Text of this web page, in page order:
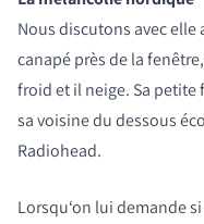
Nous discutons avec elle
canapé près de la
froid et il neige. Sa
sa voisine du dessous
Radiohead.
Lorsqu‘on lui demande